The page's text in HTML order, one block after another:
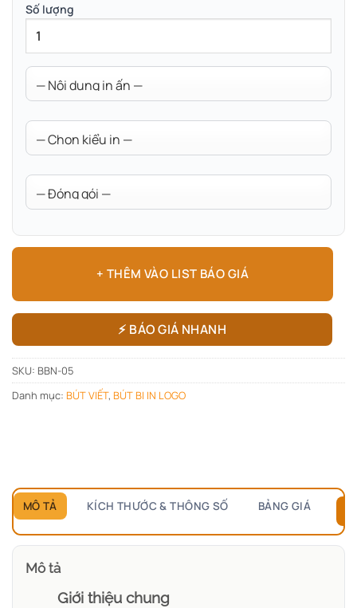
Số lượng
+ THÊM VÀO LIST BÁO GIÁ
⚡ BÁO GIÁ NHANH
SKU: BBN-05
Danh mục: BÚT VIẾT, BÚT BI IN LOGO
MÔ TẢ KÍCH THƯỚC & THÔNG SỐ BẢNG GIÁ
Mô tả
Giới thiệu chung